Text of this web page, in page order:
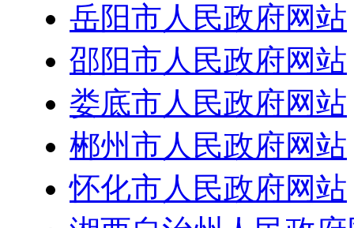
岳阳市人民政府网站
邵阳市人民政府网站
娄底市人民政府网站
郴州市人民政府网站
怀化市人民政府网站